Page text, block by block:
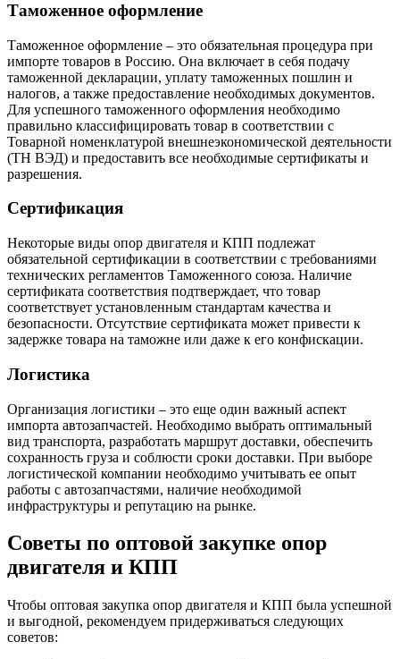
Таможенное оформление
Таможенное оформление – это обязательная процедура при
импорте товаров в Россию. Она включает в себя подачу
таможенной декларации, уплату таможенных пошлин и
налогов, а также предоставление необходимых документов.
Для успешного таможенного оформления необходимо
правильно классифицировать товар в соответствии с
Товарной номенклатурой внешнеэкономической деятельности
(ТН ВЭД) и предоставить все необходимые сертификаты и
разрешения.
Сертификация
Некоторые виды опор двигателя и КПП подлежат
обязательной сертификации в соответствии с требованиями
технических регламентов Таможенного союза. Наличие
сертификата соответствия подтверждает, что товар
соответствует установленным стандартам качества и
безопасности. Отсутствие сертификата может привести к
задержке товара на таможне или даже к его конфискации.
Логистика
Организация логистики – это еще один важный аспект
импорта автозапчастей. Необходимо выбрать оптимальный
вид транспорта, разработать маршрут доставки, обеспечить
сохранность груза и соблюсти сроки доставки. При выборе
логистической компании необходимо учитывать ее опыт
работы с автозапчастями, наличие необходимой
инфраструктуры и репутацию на рынке.
Советы по оптовой закупке опор
двигателя и КПП
Чтобы оптовая закупка опор двигателя и КПП была успешной
и выгодной, рекомендуем придерживаться следующих
советов: